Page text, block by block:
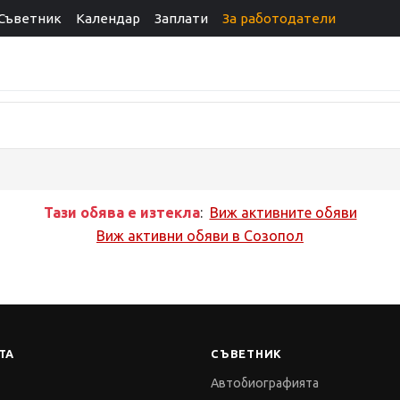
Календар Заплати За работодатели
Тази обява е изтекла: Виж активните обяви
Виж активни обяви в Созопол
СЪВЕТНИК
Автобиографията